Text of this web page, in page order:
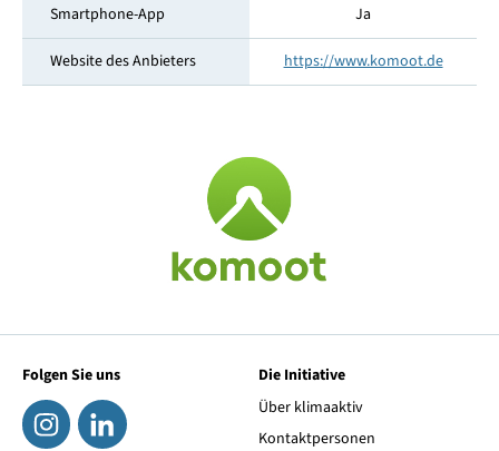
Smartphone-App Ja
Website des Anbieters https://www.komoot.de
Folgen Sie uns
Die Initiative
Über klimaaktiv
Kontaktpersonen